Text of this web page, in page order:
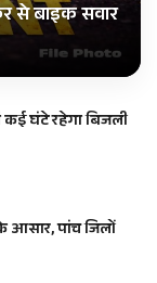
से बाइक सवार
घंटे रहेगा बिजली
आसार, पांच जिलों